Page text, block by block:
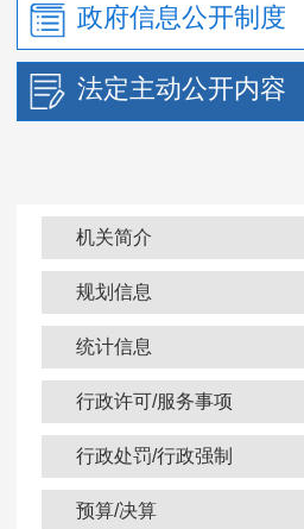
政府信息公开制度
法定主动公开内容
机关简介
规划信息
统计信息
行政许可/服务事项
行政处罚/行政强制
预算/决算